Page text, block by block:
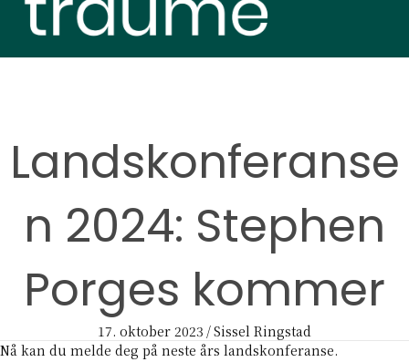
Landskonferanse
n 2024: Stephen
Porges kommer
17. oktober 2023 /Sissel Ringstad
Nå kan du melde deg på neste års landskonferanse.